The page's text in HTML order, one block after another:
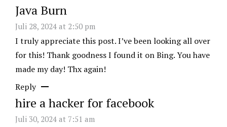
Java Burn
Juli 28, 2024 at 2:50 pm
I truly appreciate this post. I’ve been looking all over
for this! Thank goodness I found it on Bing. You have
made my day! Thx again!
Reply
hire a hacker for facebook
Juli 30, 2024 at 7:51 am